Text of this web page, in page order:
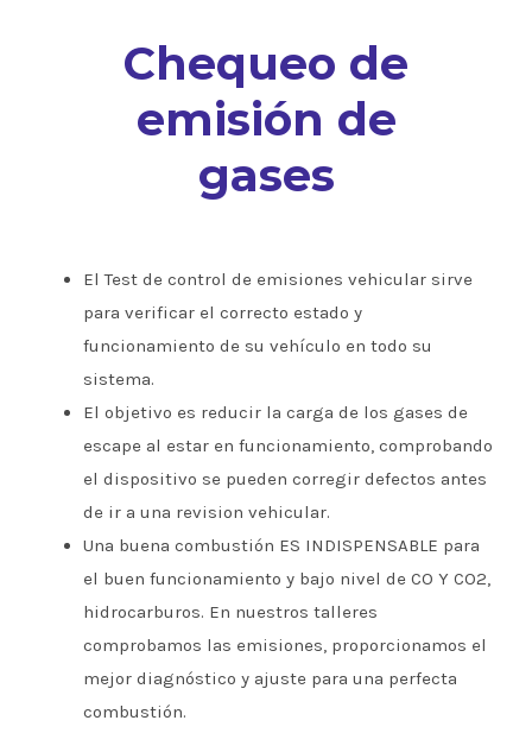
Chequeo de
emisión de
gases
El Test de control de emisiones vehicular sirve
para verificar el correcto estado y
funcionamiento de su vehículo en todo su
sistema.
El objetivo es reducir la carga de los gases de
escape al estar en funcionamiento, comprobando
el dispositivo se pueden corregir defectos antes
de ir a una revision vehicular.
Una buena combustión ES INDISPENSABLE para
el buen funcionamiento y bajo nivel de CO Y CO2,
hidrocarburos. En nuestros talleres
comprobamos las emisiones, proporcionamos el
mejor diagnóstico y ajuste para una perfecta
combustión.